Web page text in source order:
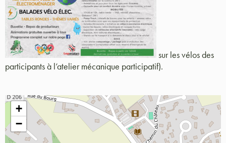
sur les vélos des
participants à l’atelier mécanique participatif).
+
−